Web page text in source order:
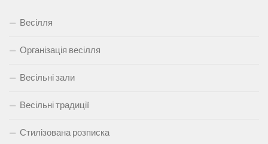
Весілля
Організація весілля
Весільні зали
Весільні традиції
Стилізована розписка